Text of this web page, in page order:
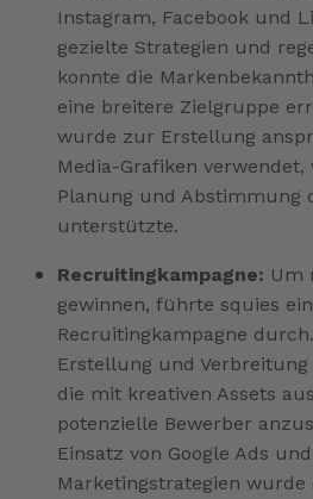
Instagram, Facebook und
gezielte Strategien und
konnte die
eine breitere Zielgruppe
wurde zur Erstellung
Media-Grafiken
Planung und Abstimmung
unterstützte.
Recruitingkampagne: Um
gewinnen, führte squies
Recruitingkampagne
Erstellung und Verbreitung
die mit kreativen Assets
potenzielle Bewerber
Einsatz von Google Ads
Marketingstrategien